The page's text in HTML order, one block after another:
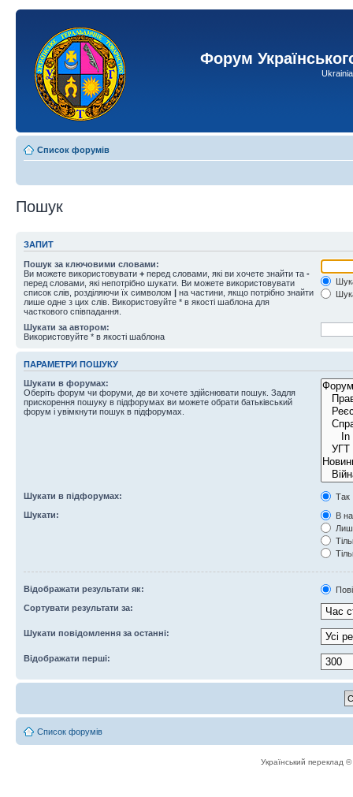
Форум
Список форумів
Пошук
ЗАПИТ
Пошук за ключовими словами:
Ви можете використовувати + перед словами, які ви хочете знайти та -
перед словами, які непотрібно шукати. Ви можете використовувати
список слів, розділяючи їх символом | на частини, якщо потрібно знайти
лише одне з цих слів. Використовуйте * в якості шаблона для
часткового співпадання.
Шукати за автором:
Використовуйте * в якості шаблона
ПАРАМЕТРИ ПОШУКУ
Шукати в форумах:
Оберіть форум чи форуми, де ви хочете здійснювати пошук. Задля
прискорення пошуку в підфорумах ви можете обрати батьківський
форум і увімкнути пошук в підфорумах.
Шукати в підфорумах:
Так
Шукати:
В
Відображати результати як:
Сортувати результати за:
Шукати повідомлення за останні:
Відображати перші:
Список форумів
Український переклад